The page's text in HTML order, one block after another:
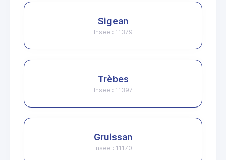
Sigean
Insee : 11379
Trèbes
Insee : 11397
Gruissan
Insee : 11170